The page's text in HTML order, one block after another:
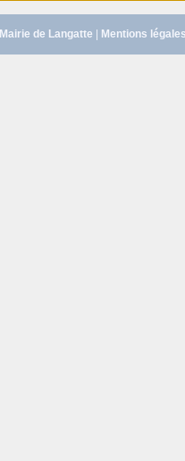
Mairie de Langatte Mentions